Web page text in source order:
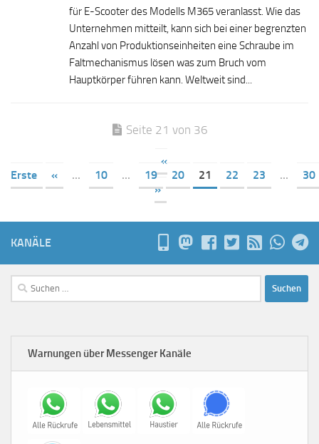
für E-Scooter des Modells M365 veranlasst. Wie das
Unternehmen mitteilt, kann sich bei einer begrenzten
Anzahl von Produktionseinheiten eine Schraube im
Faltmechanismus lösen was zum Bruch vom
Hauptkörper führen kann. Weltweit sind...
Seite 21 von 36
«
Erste
« ... 10 ... 19 20 21 22 23 ...
30
»
KANÄLE
Suchen
nach:
Warnungen über Messenger Kanäle